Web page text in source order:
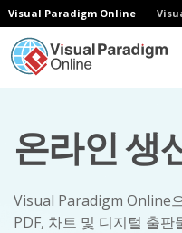
Visual Paradigm Online
온라인 생
Visual Paradigm Online
PDF, 차트 및 디지털 출